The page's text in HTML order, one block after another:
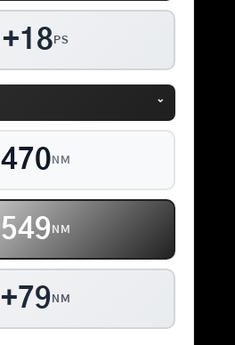
+18 PS
⌄
470 NM
549 NM
+79 NM